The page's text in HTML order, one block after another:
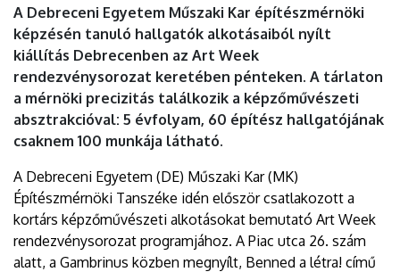
A Debreceni Egyetem Műszaki Kar építészmérnöki
képzésén tanuló hallgatók alkotásaiból nyílt
kiállítás Debrecenben az Art Week
rendezvénysorozat keretében pénteken. A tárlaton
a mérnöki precizitás találkozik a képzőművészeti
absztrakcióval: 5 évfolyam, 60 építész hallgatójának
csaknem 100 munkája látható.
A Debreceni Egyetem (DE) Műszaki Kar (MK)
Építészmérnöki Tanszéke idén először csatlakozott a
kortárs képzőművészeti alkotásokat bemutató Art Week
rendezvénysorozat programjához. A Piac utca 26. szám
alatt, a Gambrinus közben megnyílt, Benned a létra! című